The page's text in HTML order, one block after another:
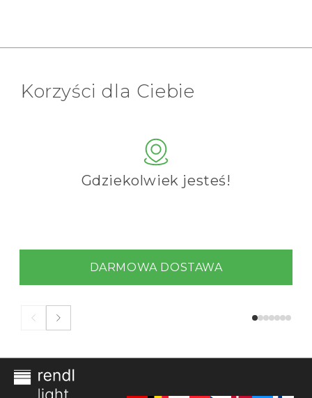
Korzyści dla Ciebie
Gdziekolwiek jesteś!
DARMOWA DOSTAWA